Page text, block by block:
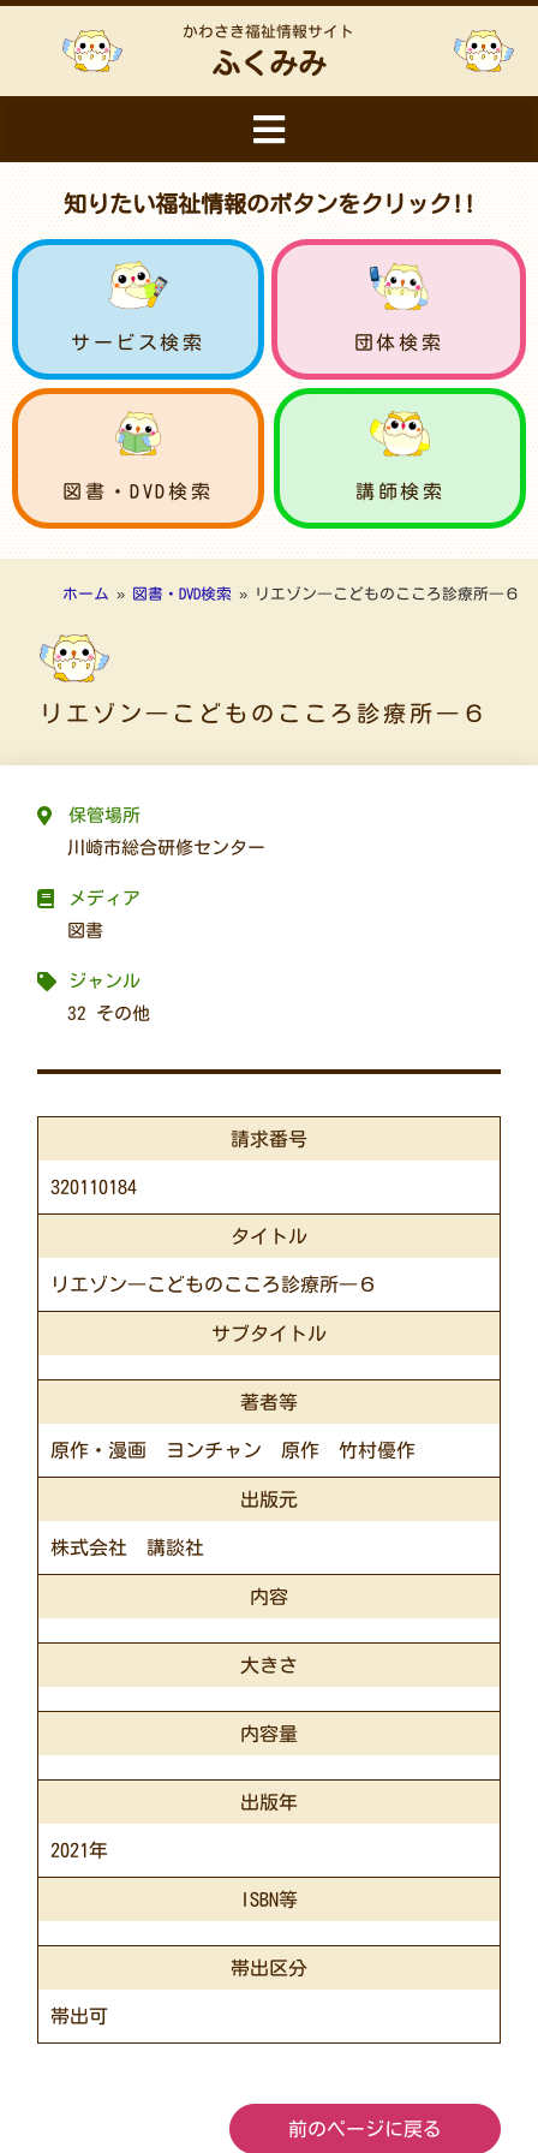
かわさき福祉情報サイト
ふくみみ
知りたい福祉情報のボタンをクリック!!
サービス検索 団体検索
図書・DVD検索 講師検索
ホーム » 図書・DVD検索 » リエゾン―こどものこころ診療所―６
リエゾン―こどものこころ診療所―６
保管場所
川崎市総合研修センター
メディア
図書
ジャンル
32 その他
請求番号
320110184
タイトル
リエゾン―こどものこころ診療所―６
サブタイトル
著者等
原作・漫画 ヨンチャン 原作 竹村優作
出版元
株式会社 講談社
内容
大きさ
内容量
出版年
2021年
ISBN等
帯出区分
帯出可
前のページに戻る